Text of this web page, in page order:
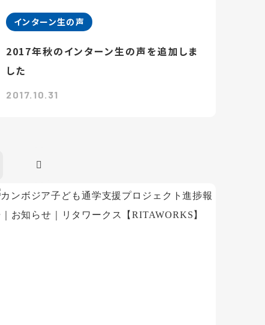
インターン生の声
2017年秋のインターン生の声を追加しま
した
2017.10.31